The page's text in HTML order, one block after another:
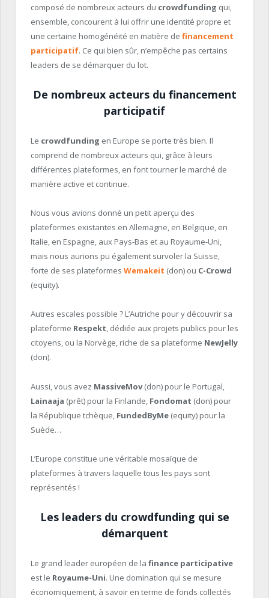
composé de nombreux acteurs du crowdfunding qui,
ensemble, concourent à lui offrir une identité propre et
une certaine homogénéité en matière de financement
participatif. Ce qui bien sûr, n’empêche pas certains
leaders de se démarquer du lot.
De nombreux acteurs du financement
participatif
Le crowdfunding en Europe se porte très bien. Il
comprend de nombreux acteurs qui, grâce à leurs
différentes plateformes, en font tourner le marché de
manière active et continue.
Nous vous avions donné un petit aperçu des
plateformes existantes en Allemagne, en Belgique, en
Italie, en Espagne, aux Pays-Bas et au Royaume-Uni,
mais nous aurions pu également survoler la Suisse,
forte de ses plateformes Wemakeit (don) ou C-Crowd
(equity).
Autres escales possible ? L’Autriche pour y découvrir sa
plateforme Respekt, dédiée aux projets publics pour les
citoyens, ou la Norvège, riche de sa plateforme NewJelly
(don).
Aussi, vous avez MassiveMov(don) pour le Portugal,
Lainaaja (prêt) pour la Finlande, Fondomat (don) pour
la République tchèque, FundedByMe (equity) pour la
Suède…
L’Europe constitue une véritable mosaïque de
plateformes à travers laquelle tous les pays sont
représentés !
Les leaders du crowdfunding qui se
démarquent
Le grand leader européen de la finance participative
est le Royaume-Uni. Une domination qui se mesure
économiquement, à savoir en terme de fonds collectés